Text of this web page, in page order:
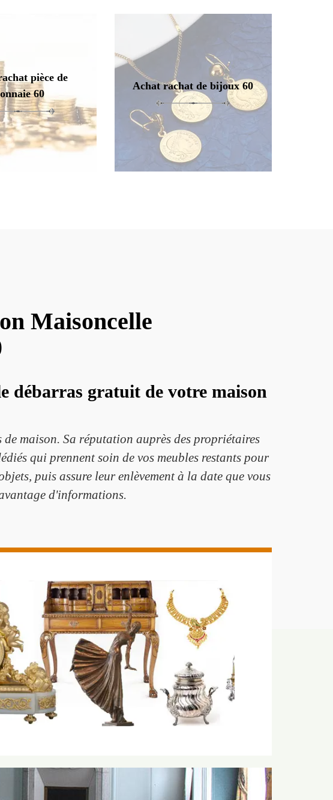
pièce de
60
Achat rachat de bijoux 60
Maisoncelle
débarras gratuit de votre maison
maison. Sa réputation auprès des propriétaires
qui prennent soin de vos meubles restants pour
puis assure leur enlèvement à la date que vous
d'informations.